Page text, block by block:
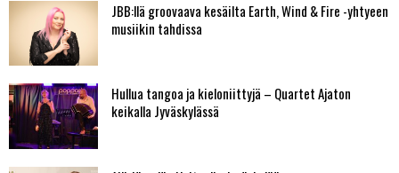
JBB:llä groovaava kesäilta Earth, Wind & Fire -yhtyeen
musiikin tahdissa
Hullua tangoa ja kieloniittyjä – Quartet Ajaton
keikalla Jyväskylässä